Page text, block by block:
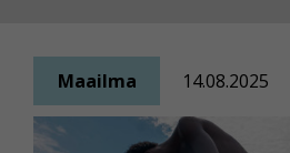
Maailma 14.08.2025